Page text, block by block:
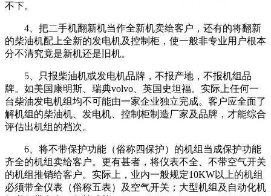
不下。
4、把二手机翻新机当作全新机卖给客户，还有的将翻新
的柴油机配上全新的发电机及控制柜，使一般非专业用户根本
分不清究竟是新机还是旧机。
5、只报柴油机或发电机品牌，不报产地，不报机组品
牌。如美国康明斯、瑞典volvo、英国史坦福。实际上任何一
台柴油发电机组均不可能由一家企业独立完成。客户应全面了
解机组的柴油机、发电机、控制柜制造厂家及品牌，才能综合
评估出机组的档次。
6、将不带保护功能（俗称四保护）的机组当成保护功能
齐全的机组卖给客户。更有甚者，将仪表不全、不带空气开关
的机组推销给客户。实际上，业内一般规定10KW以上的机组
必须带全仪表（俗称五表）及空气开关；大型机组及自动化机